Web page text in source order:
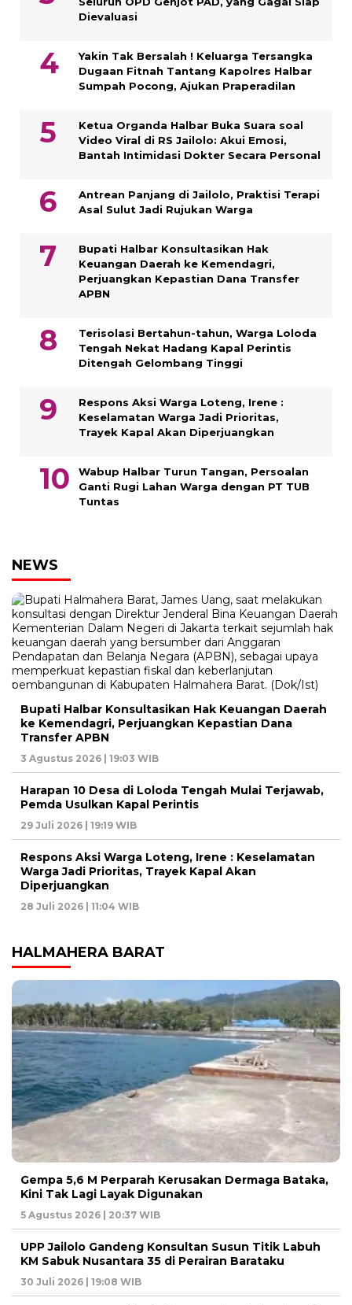
Dievaluasi
Yakin Tak Bersalah ! Keluarga Tersangka
Dugaan Fitnah Tantang Kapolres Halbar
Sumpah Pocong, Ajukan Praperadilan
Ketua Organda Halbar Buka Suara soal
Video Viral di RS Jailolo: Akui Emosi,
Bantah Intimidasi Dokter Secara Personal
Antrean Panjang di Jailolo, Praktisi Terapi
Asal Sulut Jadi Rujukan Warga
Bupati Halbar Konsultasikan Hak
Keuangan Daerah ke Kemendagri,
Perjuangkan Kepastian Dana Transfer
APBN
Terisolasi Bertahun-tahun, Warga Loloda
Tengah Nekat Hadang Kapal Perintis
Ditengah Gelombang Tinggi
Respons Aksi Warga Loteng, Irene :
Keselamatan Warga Jadi Prioritas,
Trayek Kapal Akan Diperjuangkan
Wabup Halbar Turun Tangan, Persoalan
Ganti Rugi Lahan Warga dengan PT TUB
Tuntas
NEWS
Bupati Halbar Konsultasikan Hak Keuangan Daerah
ke Kemendagri, Perjuangkan Kepastian Dana
Transfer APBN
3 Agustus 2026 | 19:03 WIB
Harapan 10 Desa di Loloda Tengah Mulai Terjawab,
Pemda Usulkan Kapal Perintis
29 Juli 2026 | 19:19 WIB
Respons Aksi Warga Loteng, Irene : Keselamatan
Warga Jadi Prioritas, Trayek Kapal Akan
Diperjuangkan
28 Juli 2026 | 11:04 WIB
HALMAHERA BARAT
Gempa 5,6 M Perparah Kerusakan Dermaga Bataka,
Kini Tak Lagi Layak Digunakan
5 Agustus 2026 | 20:37 WIB
UPP Jailolo Gandeng Konsultan Susun Titik Labuh
KM Sabuk Nusantara 35 di Perairan Barataku
30 Juli 2026 | 19:08 WIB